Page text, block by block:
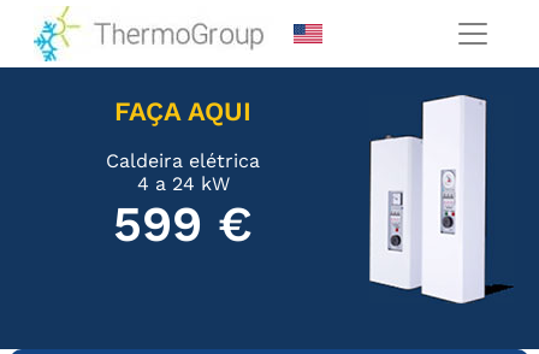
FAÇA AQUI
Caldeira elétrica
4 a 24 kW
599 €